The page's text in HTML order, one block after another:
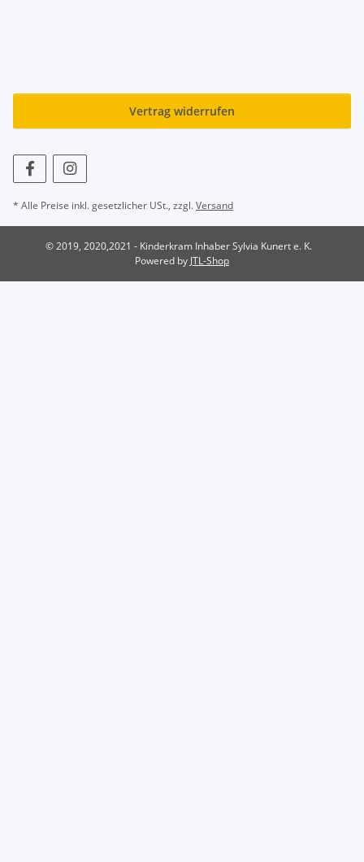
Vertrag widerrufen
* Alle Preise inkl. gesetzlicher USt., zzgl.Versand
© 2019, 2020,2021 - Kinderkram Inhaber Sylvia Kunert e. K.
Powered by JTL-Shop